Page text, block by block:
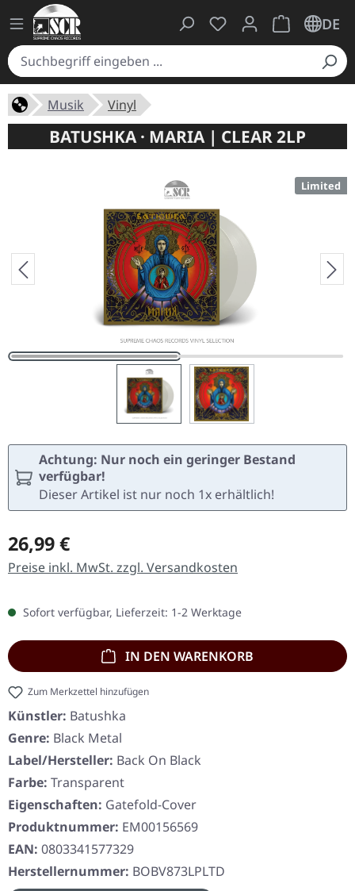
Du hast 0 Produkte
Warenkorb
DE
Musik Vinyl
BATUSHKA · MARIA | CLEAR 2LP
Limited
Achtung: Nur noch ein geringer Bestand
verfügbar!
Dieser Artikel ist nur noch 1x erhältlich!
Regulärer Preis:
26,99 €
Preise inkl. MwSt. zzgl. Versandkosten
Sofort verfügbar, Lieferzeit: 1-2 Werktage
IN DEN WARENKORB
Zum Merkzettel hinzufügen
Künstler: Batushka
Genre: Black Metal
Label/Hersteller: Back On Black
Farbe: Transparent
Eigenschaften: Gatefold-Cover
Produktnummer: EM00156569
EAN: 0803341577329
Herstellernummer: BOBV873LPLTD